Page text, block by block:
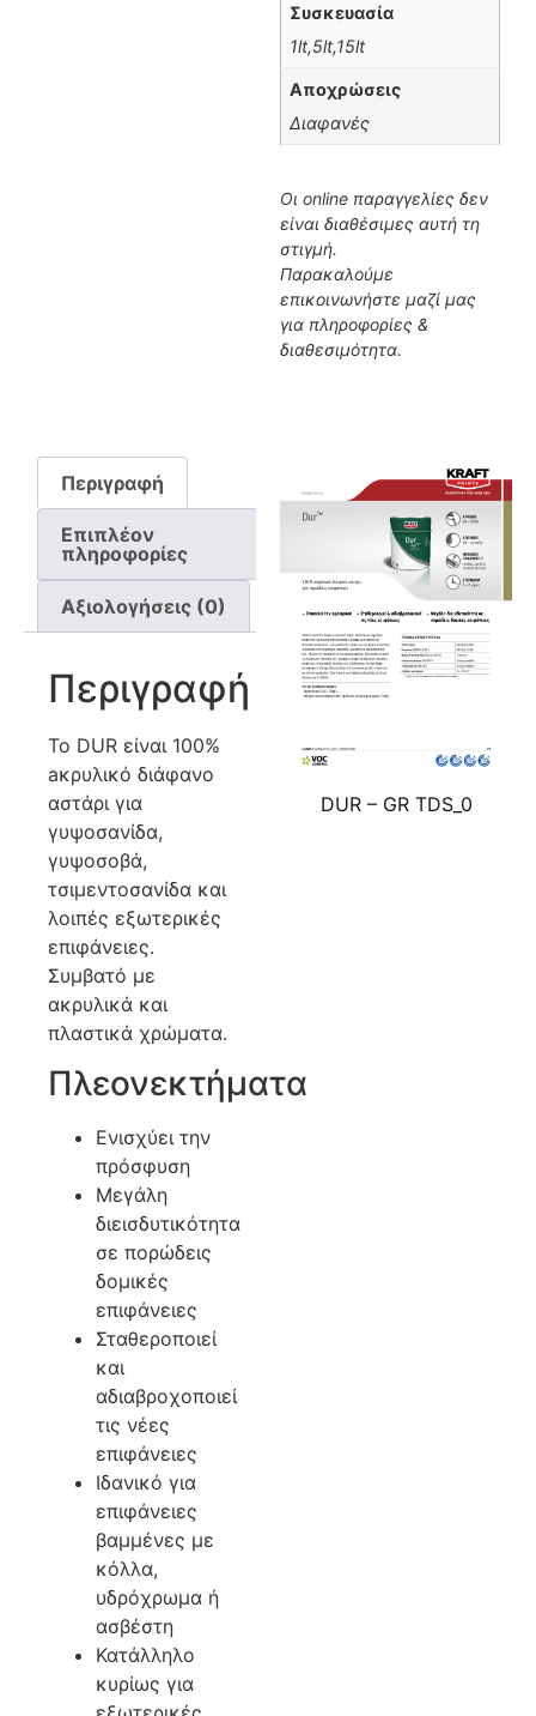
Συσκευασία
1lt,5lt,15lt
Αποχρώσεις
Διαφανές
Οι online παραγγελίες δεν
είναι διαθέσιμες αυτή τη
στιγμή.
Παρακαλούμε
επικοινωνήστε μαζί μας
για πληροφορίες &
διαθεσιμότητα.
Περιγραφή
Επιπλέον
πληροφορίες
Αξιολογήσεις (0)
Περιγραφή
Το DUR είναι 100%
aκρυλικό διάφανο
αστάρι για
γυψοσανίδα,
γυψοσοβά,
τσιμεντοσανίδα και
λοιπές εξωτερικές
επιφάνειες.
Συμβατό με
ακρυλικά και
πλαστικά χρώματα.
Πλεονεκτήματα
Ενισχύει την
πρόσφυση
Μεγάλη
διεισδυτικότητα
σε πορώδεις
δομικές
επιφάνειες
Σταθεροποιεί
και
αδιαβροχοποιεί
τις νέες
επιφάνειες
Ιδανικό για
επιφάνειες
βαμμένες με
κόλλα,
υδρόχρωμα ή
ασβέστη
Κατάλληλο
κυρίως για
DUR – GR TDS_0